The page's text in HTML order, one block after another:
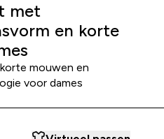
met
en korte
mouwen en
voor dames